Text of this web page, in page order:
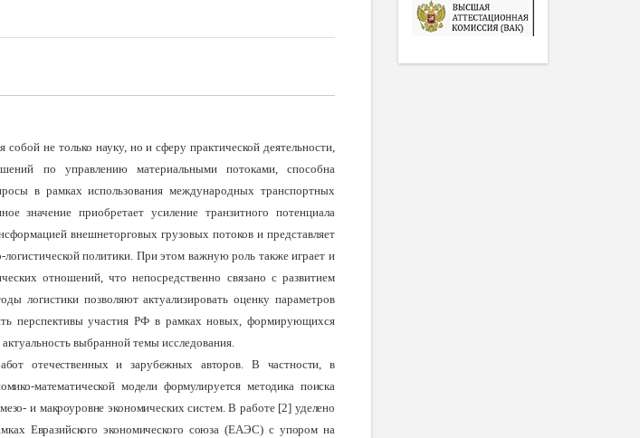
не только науку, но и сферу практической деятельности,
по управлению материальными потоками, способна
в рамках использования международных транспортных
значение приобретает усиление транзитного потенциала
внешнеторговых грузовых потоков и представляет
политики. При этом важную роль также играет и
отношений, что непосредственно связано с развитием
логистики позволяют актуализировать оценку параметров
перспективы участия РФ в рамках новых, формирующихся
выбранной темы исследования.
отечественных и зарубежных авторов. В частности, в
математической модели формулируется методика поиска
и макроуровне экономических систем. В работе [2] уделено
Евразийского экономического союза (ЕАЭС) с упором на